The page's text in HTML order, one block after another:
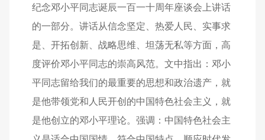
纪念邓小平同志诞辰一百一十周年座谈会上讲话
的一部分。讲话从信念坚定、热爱人民、实事求
是、开拓创新、战略思维、坦荡无私等方面，高
度评价邓小平同志的崇高风范。文中指出：邓小
平同志留给我们的最重要的思想和政治遗产，就
是他带领党和人民开创的中国特色社会主义，就
是他创立的邓小平理论。强调：中国特色社会主